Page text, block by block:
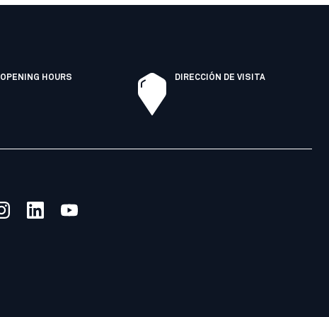
OPENING HOURS DIRECCIÓN DE VISITA